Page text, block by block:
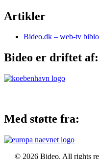
Artikler
Bideo.dk – web-tv
Bideo er driftet af:
Med støtte fra:
© 2026 Bideo. All rights